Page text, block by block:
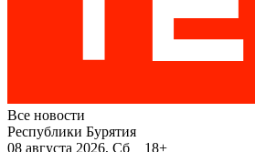
Все новости
Республики Бурятия
08 августа 2026, Сб 18+